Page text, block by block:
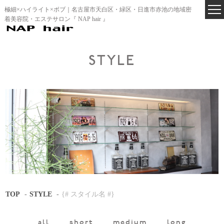
極細×ハイライト×ボブ｜名古屋市天白区・緑区・日進市赤池の地域密
着美容院・エステサロン『 NAP hair 』
STYLE
TOP STYLE {# スタイル名 #}